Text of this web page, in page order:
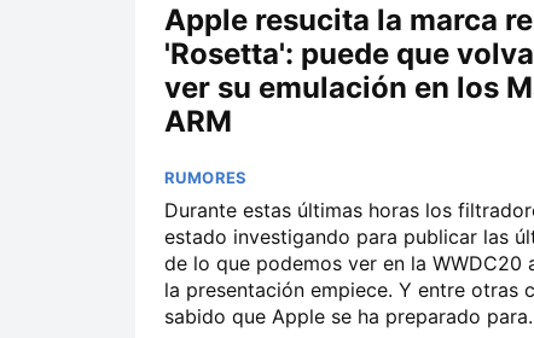
Apple resucita la marca
'Rosetta': puede que
ver su emulación en los
ARM
RUMORES
Durante estas últimas horas los
estado investigando para publicar las
de lo que podemos ver en la WWDC20
la presentación empiece. Y entre otras
sabido que Apple se ha preparado